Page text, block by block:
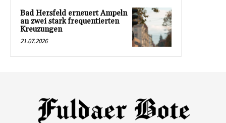
Bad Hersfeld erneuert Ampeln
an zwei stark frequentierten
Kreuzungen
21.07.2026